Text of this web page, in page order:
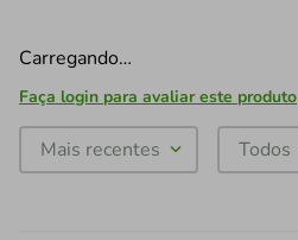
Carregando…
Faça login para avaliar este produto
Mais recentes Todos